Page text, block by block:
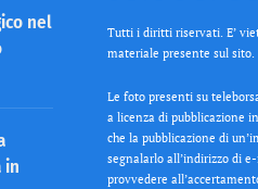
nel
in
Tutti i diritti riservati. E’
materiale presente sul sito.
Le foto presenti su
a licenza di pubblicazione
che la pubblicazione di
segnalarlo all’indirizzo di
provvedere